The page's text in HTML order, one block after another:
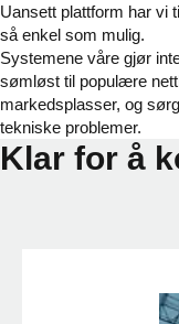
Uansett plattform har vi
så enkel som mulig.
Systemene våre gjør
sømløst til populære
markedsplasser, og
tekniske problemer.
Klar for å